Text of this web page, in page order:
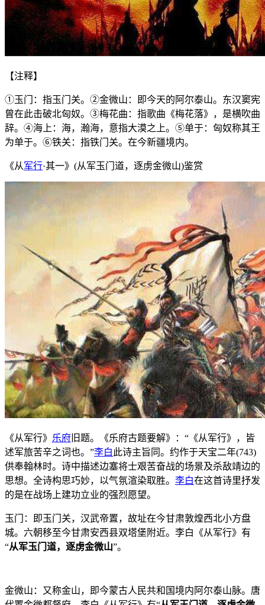
【注释】
①玉门：指玉门关。②金微山：即今天的阿尔泰山。东汉窦宪
曾在此击破北匈奴。③梅花曲：指歌曲《梅花落》，是横吹曲
辞。④海上：海，瀚海，意指大漠之上。⑤单于：匈奴称其王
为单于。⑥铁关：指铁门关。在今新疆境内。
《从军行·其一》(从军玉门道，逐虏金微山)鉴赏
《从军行》 乐府 旧题。《乐府古题要解》：“《从军行》，皆
述军旅苦辛之词也。”李白 此诗主旨同。约作于天宝二年(743)
供奉翰林时。诗中描述边塞将士艰苦奋战的场景及杀敌靖边的
思想。全诗构思巧妙，以气氛渲染取胜。 李白在这首诗里抒发
的是在战场上建功立业的强烈愿望。
玉门：即玉门关，汉武帝置，故址在今甘肃敦煌西北小方盘
城。六朝移至今甘肃安西县双塔堡附近。李白《从军行》有
“从军玉门道，逐虏金微山”。
金微山：又称金山，即今蒙古人民共和国境内阿尔泰山脉。唐